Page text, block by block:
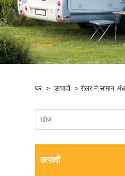
घर > उत्पादों > रोलर ने सामान
उत्पादों